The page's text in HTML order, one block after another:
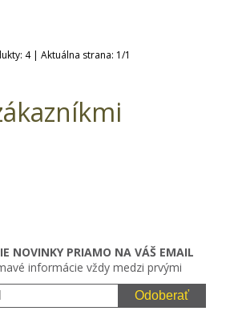
4| Aktuálna strana: 1/1
NOVINKY PRIAMO NA VÁŠ EMAIL
informácie vždy medzi prvými
Odoberať